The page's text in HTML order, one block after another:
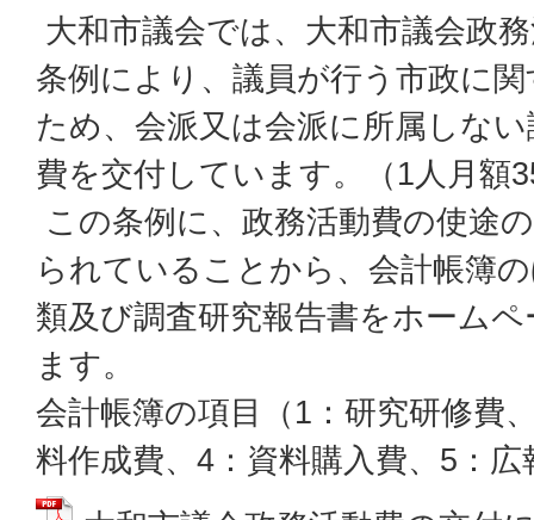
大和市議会では、大和市議会政
条例により、議員が行う市政に
ため、会派又は会派に所属しな
費を交付しています。（1人月額
この条例に、政務活動費の使途
られていることから、会計帳簿
類及び調査研究報告書をホーム
ます。
会計帳簿の項目（1：研究研修費
料作成費、4：資料購入費、5：